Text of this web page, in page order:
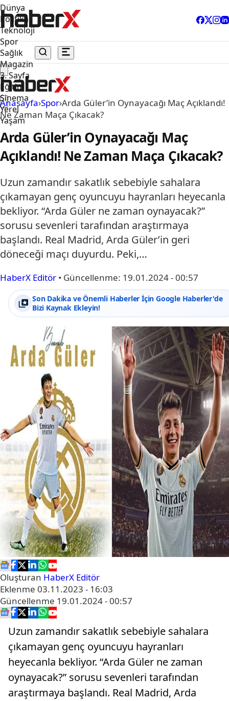
Dünya
Politika
Teknoloji
Spor
Sağlık
Magazin
3. Sayfa
Eğitim
Sinema
Yerel
Yaşam
Anasayfa›Spor›Arda Güler’in Oynayacağı Maç Açıklandı!
Ne Zaman Maça Çıkacak?
Arda Güler’in Oynayacağı Maç
Açıklandı! Ne Zaman Maça Çıkacak?
Uzun zamandır sakatlık sebebiyle sahalara
çıkamayan genç oyuncuyu hayranları heyecanla
bekliyor. “Arda Güler ne zaman oynayacak?”
sorusu sevenleri tarafından araştırmaya
başlandı. Real Madrid, Arda Güler’in geri
döneceği maçı duyurdu. Peki,…
HaberX Editör • Güncellenme: 19.01.2024 - 00:57
Son Dakika ve Önemli Haberler İçin Google Haberler'de
Bizi Kaynak Ekleyin!
Oluşturan HaberX Editör
Eklenme 03.11.2023 - 16:03
Güncellenme 19.01.2024 - 00:57
Uzun zamandır sakatlık sebebiyle sahalara
çıkamayan genç oyuncuyu hayranları
heyecanla bekliyor. “Arda Güler ne zaman
oynayacak?” sorusu sevenleri tarafından
araştırmaya başlandı. Real Madrid, Arda